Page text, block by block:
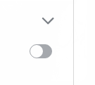
more Google
may click to
tags to
Google